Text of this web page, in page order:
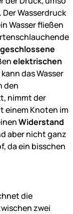
Wasserdruck
Wasser fließen
geschlossene
elektrischen
das Wasser
den
nimmt der
einem Knoten im
Widerstand
aber nicht ganz
da ein bisschen
die
zwei